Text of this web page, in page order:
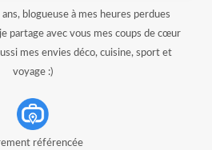
blogueuse à mes heures perdues
partage avec vous mes coups de cœur
mes envies déco, cuisine, sport et
voyage :)
référencée